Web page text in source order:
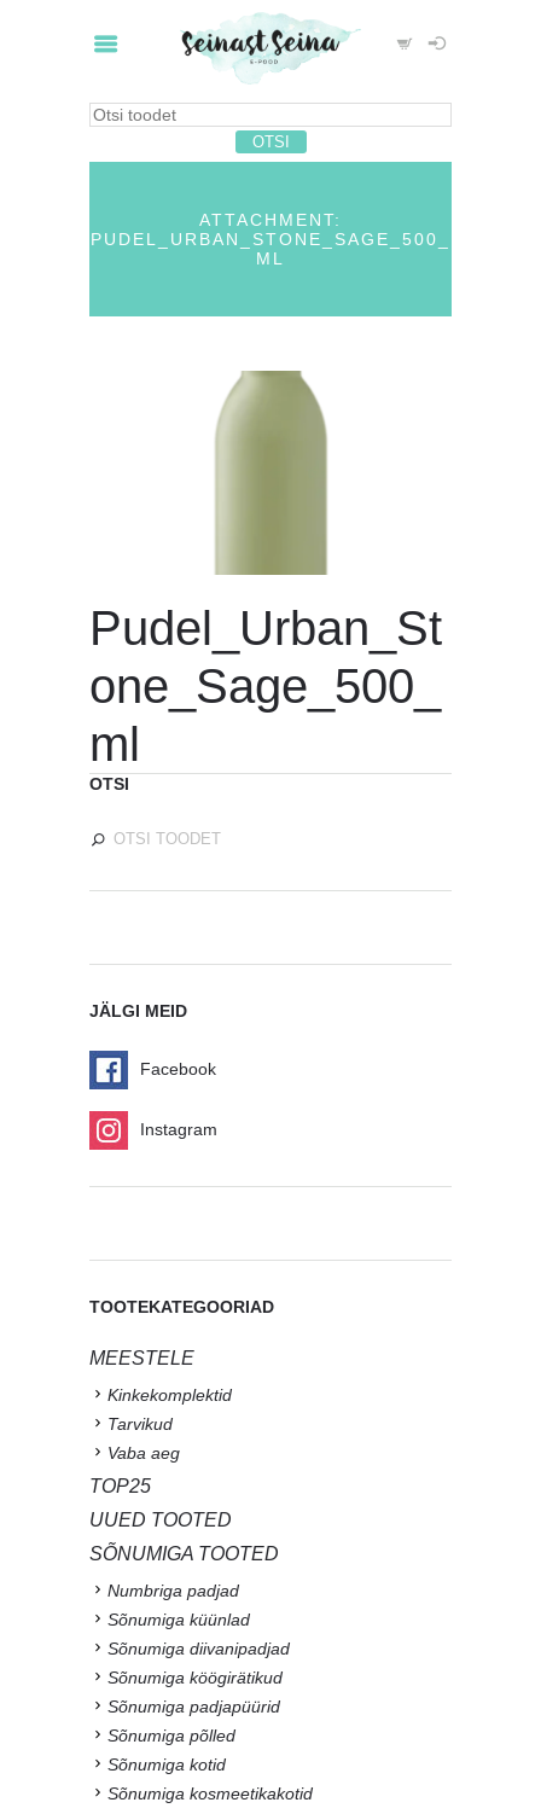
ATTACHMENT:
PUDEL_URBAN_STONE_SAGE_500_
ML
Pudel_Urban_St
one_Sage_500_
ml
OTSI
JÄLGI MEID
Facebook
Instagram
TOOTEKATEGOORIAD
MEESTELE
Kinkekomplektid
Tarvikud
Vaba aeg
TOP25
UUED TOOTED
SÕNUMIGA TOOTED
Numbriga padjad
Sõnumiga küünlad
Sõnumiga diivanipadjad
Sõnumiga köögirätikud
Sõnumiga padjapüürid
Sõnumiga põlled
Sõnumiga kotid
Sõnumiga kosmeetikakotid